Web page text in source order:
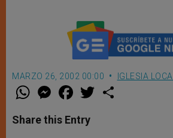
MARZO 26, 2002 00:00 IGLESIA LOCAL
W
t
s
M
e
s
e
F
a
e
b
w
Share this Entry